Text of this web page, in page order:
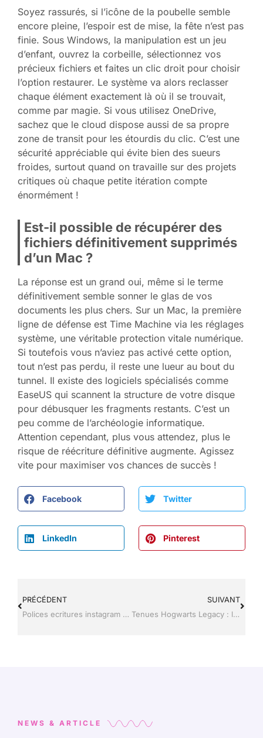
Soyez rassurés, si l’icône de la poubelle semble
encore pleine, l’espoir est de mise, la fête n’est pas
finie. Sous Windows, la manipulation est un jeu
d’enfant, ouvrez la corbeille, sélectionnez vos
précieux fichiers et faites un clic droit pour choisir
l’option restaurer. Le système va alors reclasser
chaque élément exactement là où il se trouvait,
comme par magie. Si vous utilisez OneDrive,
sachez que le cloud dispose aussi de sa propre
zone de transit pour les étourdis du clic. C’est une
sécurité appréciable qui évite bien des sueurs
froides, surtout quand on travaille sur des projets
critiques où chaque petite itération compte
énormément !
Est-il possible de récupérer des
fichiers définitivement supprimés
d’un Mac ?
La réponse est un grand oui, même si le terme
définitivement semble sonner le glas de vos
documents les plus chers. Sur un Mac, la première
ligne de défense est Time Machine via les réglages
système, une véritable protection vitale numérique.
Si toutefois vous n’aviez pas activé cette option,
tout n’est pas perdu, il reste une lueur au bout du
tunnel. Il existe des logiciels spécialisés comme
EaseUS qui scannent la structure de votre disque
pour débusquer les fragments restants. C’est un
peu comme de l’archéologie informatique.
Attention cependant, plus vous attendez, plus le
risque de réécriture définitive augmente. Agissez
vite pour maximiser vos chances de succès !
Facebook Twitter
LinkedIn Pinterest
PRÉCÉDENT
Polices ecritures instagram : les meilleurs générateurs pour un profil original
SUIVANT
Tenues Hogwarts Legacy : les 10 styles incontournables pour votre personnage
NEWS & ARTICLE